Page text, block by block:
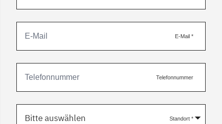
E-Mail *
Telefonnummer
Standort *
Bitte auswählen